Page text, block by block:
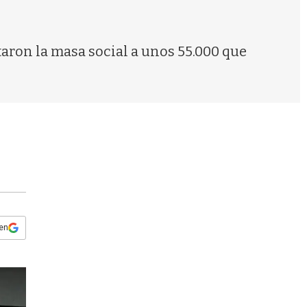
la masa social a unos 55.000 que